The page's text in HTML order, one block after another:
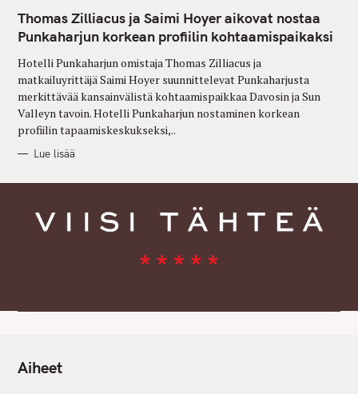
T
E
G
O
I
S
Thomas Zilliacus ja Saimi Hoyer aikovat nostaa
Punkaharjun korkean profiilin kohtaamispaikaksi
Hotelli Punkaharjun omistaja Thomas Zilliacus ja
matkailuyrittäjä Saimi Hoyer suunnittelevat Punkaharjusta
merkittävää kansainvälistä kohtaamispaikkaa Davosin ja Sun
Valleyn tavoin. Hotelli Punkaharjun nostaminen korkean
profiilin tapaamiskeskukseksi,..
Lue lisää
Aiheet